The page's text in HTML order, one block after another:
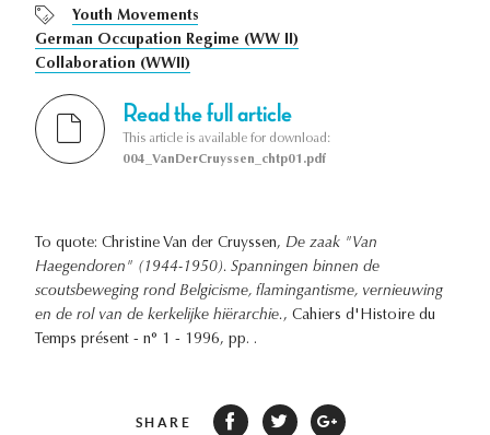
Youth Movements
German Occupation Regime (WW II)
Collaboration (WWII)
Read the full article
This article is available for download:
004_VanDerCruyssen_chtp01.pdf
To quote: Christine Van der Cruyssen, De zaak "Van
Haegendoren" (1944-1950). Spanningen binnen de
scoutsbeweging rond Belgicisme, flamingantisme, vernieuwing
en de rol van de kerkelijke hiërarchie., Cahiers d'Histoire du
Temps présent - n° 1 - 1996, pp. .
SHARE